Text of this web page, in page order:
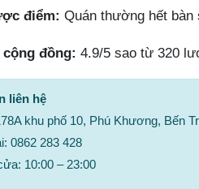
điểm: Quán thường hết
đồng: 4.9/5 sao từ 320
liên hệ
khu phố 10, Phú Khương, Bến
0862 283 428
10:00 – 23:00